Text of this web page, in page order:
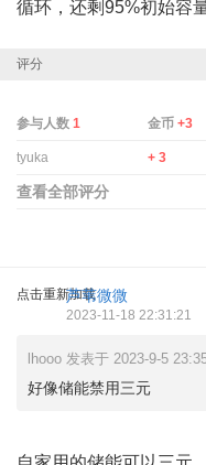
循环，还剩95%初始容
评分
参与人数 1 金币+3
tyuka + 3
查看全部评分
点击重新加载芦苇微微
2023-11-18 22:31:21
lhooo 发表于 2023-9-5
好像储能禁用三元